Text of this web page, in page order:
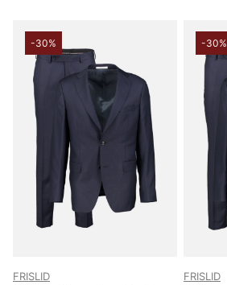
-30%
FRISLID
-30%
FRISLID